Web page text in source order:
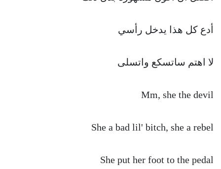
أدع كل هذا يدخل رأسي
لا اهتم ساتسكع واتسلى
Mm, she the devil
She a bad lil' bitch, she a rebel
She put her foot to the pedal